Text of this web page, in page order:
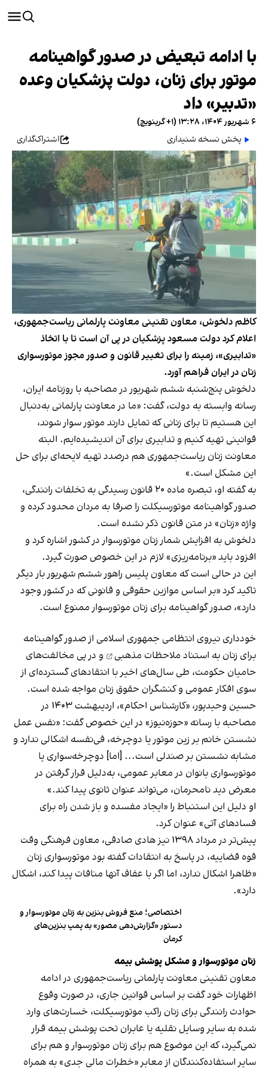
با ادامه تبعیض در صدور گواهینامه
موتور برای زنان، دولت پزشکیان وعده
«تدبیر» داد
۶ شهریور ۱۴۰۴، ۱۳:۲۸ (‎+۱ گرینویچ)
پخش نسخه شنیداری
اشتراک‌گذاری
کاظم دلخوش، معاون تقنینی معاونت پارلمانی ریاست‌جمهوری،
اعلام کرد دولت مسعود پزشکیان در پی آن است تا با اتخاذ
«تدابیری»، زمینه را برای تغییر قانون و صدور مجوز موتورسواری
زنان در ایران فراهم آورد.
دلخوش پنج‌شنبه ششم شهریور در مصاحبه با روزنامه ایران،
رسانه وابسته به دولت، گفت: «ما در معاونت پارلمانی به‌دنبال
این هستیم تا برای زنانی که تمایل دارند موتور سوار شوند،
قوانینی تهیه کنیم و تدابیری برای آن اندیشیده‌ایم. البته
معاونت زنان ریاست‌جمهوری هم درصدد تهیه لایحه‌ای برای حل
این مشکل است.»
به گفته او، تبصره ماده ۲۰ قانون رسیدگی به تخلفات رانندگی،
صدور گواهینامه موتورسیکلت را صرفا به مردان محدود کرده و
واژه «زنان» در متن قانون ذکر نشده است.
دلخوش به افزایش شمار زنان موتورسوار در کشور اشاره کرد و
افزود باید «برنامه‌ریزی» لازم در این خصوص صورت گیرد.
این در حالی است که معاون پلیس راهور ششم شهریور بار دیگر
تاکید کرد «بر اساس موازین حقوقی و قانونی که در کشور وجود
دارد»، صدور گواهینامه برای زنان موتورسوار ممنوع است.
خودداری نیروی انتظامی جمهوری اسلامی از صدور گواهینامه
برای زنان به استناد ملاحظات مذهبی
و در پی مخالفت‌های
حامیان حکومت، طی سال‌های اخیر با انتقادهای گسترده‌ای از
سوی افکار عمومی و کنشگران حقوق زنان مواجه شده است.
حسین وحیدپور، «کارشناس احکام»، اردیبهشت ۱۴۰۳ در
مصاحبه با رسانه «حوزه‌نیوز» در این خصوص گفت: «نفس عمل
نشستن خانم بر زین موتور یا دوچرخه، فی‌نفسه اشکالی ندارد و
مشابه نشستن بر صندلی است... [اما] دوچرخه‌سواری یا
موتورسواری بانوان در معابر عمومی، به‌دلیل قرار گرفتن در
معرض دید نامحرمان، می‌تواند عنوان ثانوی پیدا کند.»
او دلیل این استنباط را «ایجاد مفسده و باز شدن راه برای
فسادهای آتی» عنوان کرد.
پیش‌تر در مرداد ۱۳۹۸ نیز هادی صادقی، معاون فرهنگی وقت
قوه قضاییه، در پاسخ به انتقادات گفته بود موتورسواری زنان
«ظاهرا اشکال ندارد، اما اگر با عفاف آنها منافات پیدا کند، اشکال
دارد».
اختصاصی؛ منع فروش بنزین به زنان موتورسوار و
دستور «گزارش‌دهی مصور» به پمپ بنزین‌های
کرمان
زنان موتورسوار و مشکل پوشش بیمه
معاون تقنینی معاونت پارلمانی ریاست‌جمهوری در ادامه
اظهارات خود گفت بر اساس قوانین جاری، در صورت وقوع
حوادث رانندگی برای زنان راکب موتورسیکلت، خسارت‌های وارد
شده به سایر وسایل نقلیه یا عابران تحت پوشش بیمه قرار
نمی‌گیرد، که این موضوع هم برای زنان موتورسوار و هم برای
سایر استفاده‌کنندگان از معابر «خطرات مالی جدی» به همراه